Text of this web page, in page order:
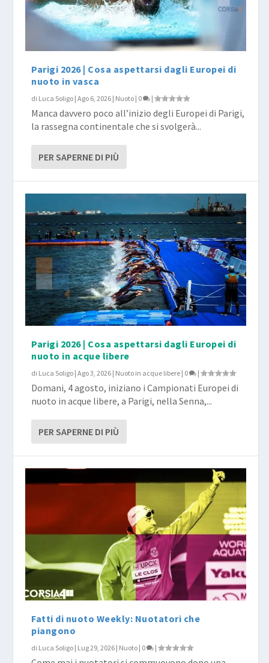
Parigi 2026 | Cosa aspettarsi dagli Europei di
nuoto in vasca
di Luca Soligo |Ago 6, 2026 | Nuoto | 0 |
Manca davvero poco all’inizio degli Europei di Parigi,
la rassegna continentale che si svolgerà...
PER SAPERNE DI PIÙ
Parigi 2026 | Cosa aspettarsi dagli Europei di
nuoto in acque libere
di Luca Soligo |Ago 3, 2026 | Nuoto in acque libere | 0 |
Domani, 4 agosto, iniziano i Campionati Europei di
nuoto in acque libere, a Parigi, nella Senna,...
PER SAPERNE DI PIÙ
Fatti di nuoto Weekly: Nuotatori che
piangono
di Luca Soligo | Lug 29, 2026 | Nuoto | 0 |